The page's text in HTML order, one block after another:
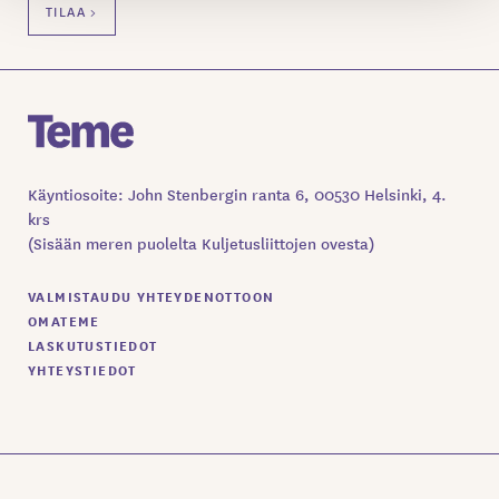
Käyntiosoite: John Stenbergin ranta 6, 00530 Helsinki, 4.
krs
(Sisään meren puolelta Kuljetusliittojen ovesta)
VALMISTAUDU YHTEYDENOTTOON
OMATEME
LASKUTUSTIEDOT
YHTEYSTIEDOT